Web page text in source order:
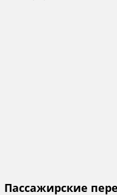
Пассажирские